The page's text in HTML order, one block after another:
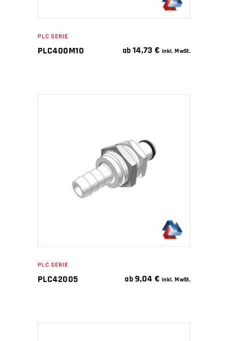
PLC SERIE
PLC400M10 ab 14,73€ inkl. MwSt.
IN DEN WARENKORB
PLC SERIE
PLC42005 ab9,04€ inkl. MwSt.